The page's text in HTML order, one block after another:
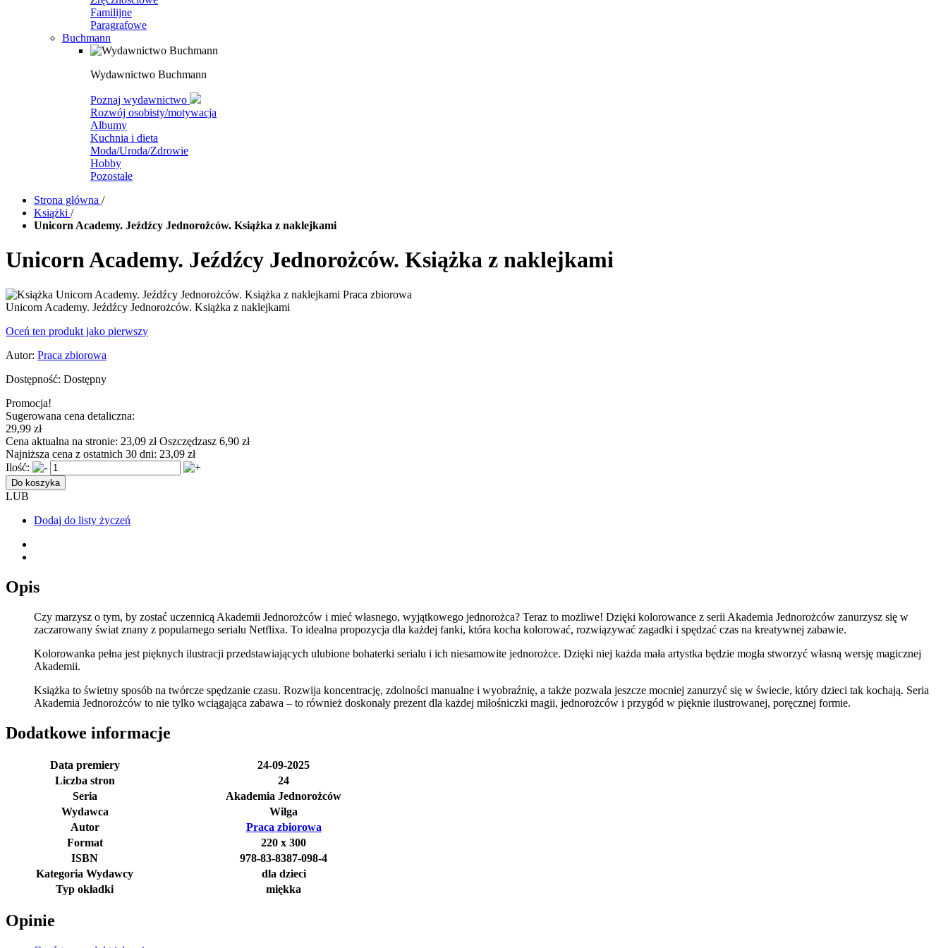
Familijne
Paragrafowe
Buchmann
Wydawnictwo Buchmann
Poznaj wydawnictwo
Rozwój osobisty/motywacja
Albumy
Kuchnia i dieta
Moda/Uroda/Zdrowie
Hobby
Pozostałe
Strona główna /
Książki /
Unicorn Academy. Jeźdźcy Jednorożców. Książka z naklejkami
Unicorn Academy. Jeźdźcy Jednorożców. Książka z naklejkami
Unicorn Academy. Jeźdźcy Jednorożców. Książka z naklejkami
Oceń ten produkt jako pierwszy
Autor: Praca zbiorowa
Dostępność: Dostępny
Promocja!
Sugerowana cena detaliczna:
29,99 zł
Cena aktualna na stronie: 23,09 złOszczędzasz 6,90 zł
Najniższa cena z ostatnich 30 dni: 23,09 zł
Ilość:
Do koszyka
LUB
Dodaj do listy życzeń
Opis
Czy marzysz o tym, by zostać uczennicą Akademii Jednorożców i mieć własnego, wyjątkowego jednorożca? Teraz to możliwe! Dzięki kolorowance z serii Akademia Jednorożców zanurzysz się w
zaczarowany świat znany z popularnego serialu Netflixa. To idealna propozycja dla każdej fanki, która kocha kolorować, rozwiązywać zagadki i spędzać czas na kreatywnej zabawie.
Kolorowanka pełna jest pięknych ilustracji przedstawiających ulubione bohaterki serialu i ich niesamowite jednorożce. Dzięki niej każda mała artystka będzie mogła stworzyć własną wersję magicznej
Akademii.
Książka to świetny sposób na twórcze spędzanie czasu. Rozwija koncentrację, zdolności manualne i wyobraźnię, a także pozwala jeszcze mocniej zanurzyć się w świecie, który dzieci tak kochają. Seria
Akademia Jednorożców to nie tylko wciągająca zabawa – to również doskonały prezent dla każdej miłośniczki magii, jednorożców i przygód w pięknie ilustrowanej, poręcznej formie.
Dodatkowe informacje
Data premiery
24-09-2025
Liczba stron
24
Seria
Akademia Jednorożców
Wydawca
Wilga
Autor
Praca zbiorowa
Format
220 x 300
ISBN
978-83-8387-098-4
Kategoria Wydawcy
dla dzieci
Typ okładki
miękka
Opinie